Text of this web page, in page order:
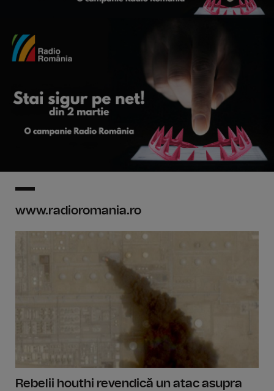
www.radioromania.ro
Rebelii houthi revendică un atac asupra